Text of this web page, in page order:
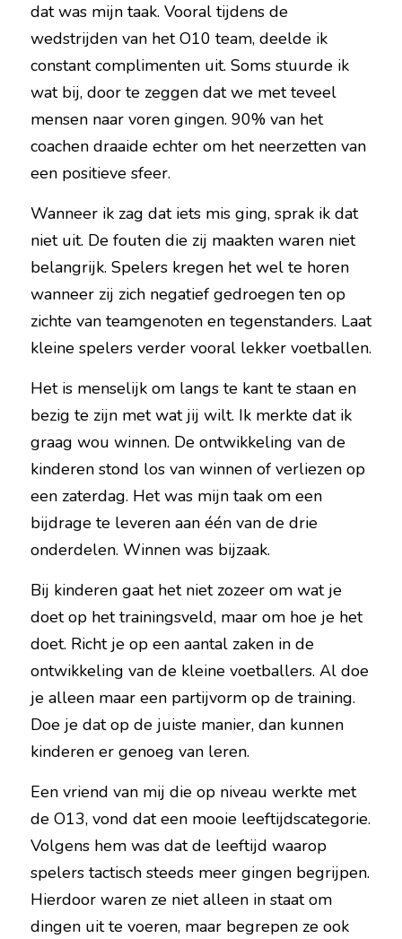
dat was mijn taak. Vooral tijdens de
wedstrijden van het O10 team, deelde ik
constant complimenten uit. Soms stuurde ik
wat bij, door te zeggen dat we met teveel
mensen naar voren gingen. 90% van het
coachen draaide echter om het neerzetten van
een positieve sfeer.
Wanneer ik zag dat iets mis ging, sprak ik dat
niet uit. De fouten die zij maakten waren niet
belangrijk. Spelers kregen het wel te horen
wanneer zij zich negatief gedroegen ten op
zichte van teamgenoten en tegenstanders. Laat
kleine spelers verder vooral lekker voetballen.
Het is menselijk om langs te kant te staan en
bezig te zijn met wat jij wilt. Ik merkte dat ik
graag wou winnen. De ontwikkeling van de
kinderen stond los van winnen of verliezen op
een zaterdag. Het was mijn taak om een
bijdrage te leveren aan één van de drie
onderdelen. Winnen was bijzaak.
Bij kinderen gaat het niet zozeer om wat je
doet op het trainingsveld, maar om hoe je het
doet. Richt je op een aantal zaken in de
ontwikkeling van de kleine voetballers. Al doe
je alleen maar een partijvorm op de training.
Doe je dat op de juiste manier, dan kunnen
kinderen er genoeg van leren.
Een vriend van mij die op niveau werkte met
de O13, vond dat een mooie leeftijdscategorie.
Volgens hem was dat de leeftijd waarop
spelers tactisch steeds meer gingen begrijpen.
Hierdoor waren ze niet alleen in staat om
dingen uit te voeren, maar begrepen ze ook